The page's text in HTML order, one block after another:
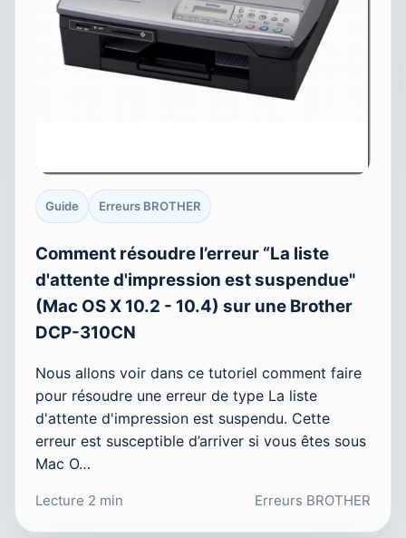
Guide Erreurs BROTHER
Comment résoudre l’erreur “La liste
d'attente d'impression est suspendue"
(Mac OS X 10.2 - 10.4) sur une Brother
DCP-310CN
Nous allons voir dans ce tutoriel comment faire
pour résoudre une erreur de type La liste
d'attente d'impression est suspendu. Cette
erreur est susceptible d’arriver si vous êtes sous
Mac O…
Lecture 2 min Erreurs BROTHER